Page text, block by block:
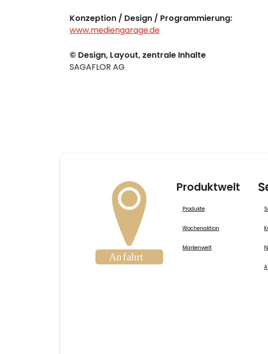
Konzeption / Design / Programmierung:
www.mediengarage.de
© Design, Layout, zentrale Inhalte
SAGAFLOR AG
Produktwelt
Produkte
Wochenaktion
Markenwelt